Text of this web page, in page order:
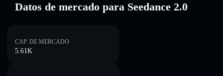
Datos de mercado para Seedance 2.0
CAP. DE MERCADO
5.61K